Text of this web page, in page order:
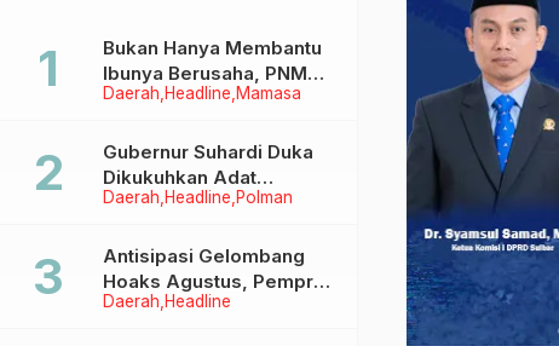
Daerah Headline Mamasa
Bukan Hanya Membantu
Ibunya Berusaha, PNM
Juga Menjaga Mimpi
Menggapai Cita-Cita
Daerah Headline Polman
Gubernur Suhardi Duka
Dikukuhkan Adat
Balanipa, Raih Gelar Sulo
Daerah Headline
Antisipasi Gelombang
Hoaks Agustus, Pemprov
Sulbar Ajak Warga Jaga